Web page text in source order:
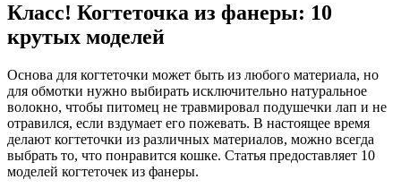
Класс! Когтеточка из фанеры: 10
крутых моделей
Основа для когтеточки может быть из любого материала, но
для обмотки нужно выбирать исключительно натуральное
волокно, чтобы питомец не травмировал подушечки лап и не
отравился, если вздумает его пожевать. В настоящее время
делают когтеточки из различных материалов, можно всегда
выбрать то, что понравится кошке. Статья предоставляет 10
моделей когтеточек из фанеры.